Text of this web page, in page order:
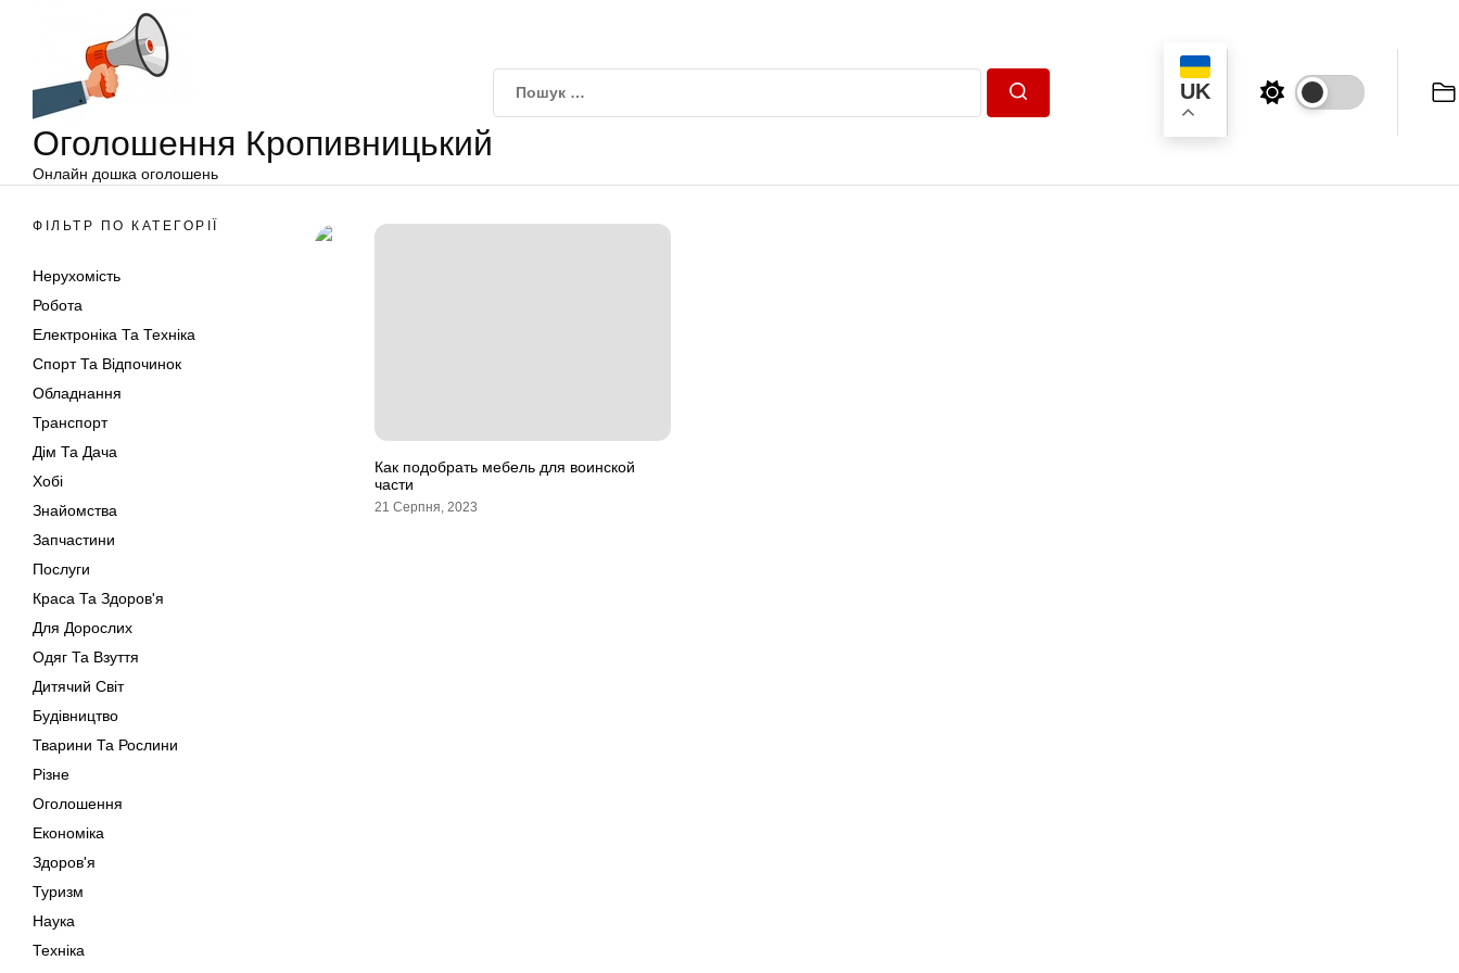
Оголошення Кропивницький
Онлайн дошка оголошень
UK
ФІЛЬТР ПО КАТЕГОРІЇ
Нерухомість
Робота
Електроніка Та Техніка
Спорт Та Відпочинок
Обладнання
Транспорт
Дім Та Дача
Хобі
Знайомства
Запчастини
Послуги
Краса Та Здоров'я
Для Дорослих
Одяг Та Взуття
Дитячий Світ
Будівництво
Тварини Та Рослини
Різне
Оголошення
Економіка
Здоров'я
Туризм
Наука
Техніка
Как подобрать мебель для воинской
части
21 Серпня, 2023